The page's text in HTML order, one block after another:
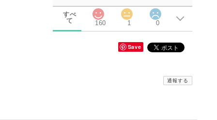
すべ
て
160 1 0
Save
通報する